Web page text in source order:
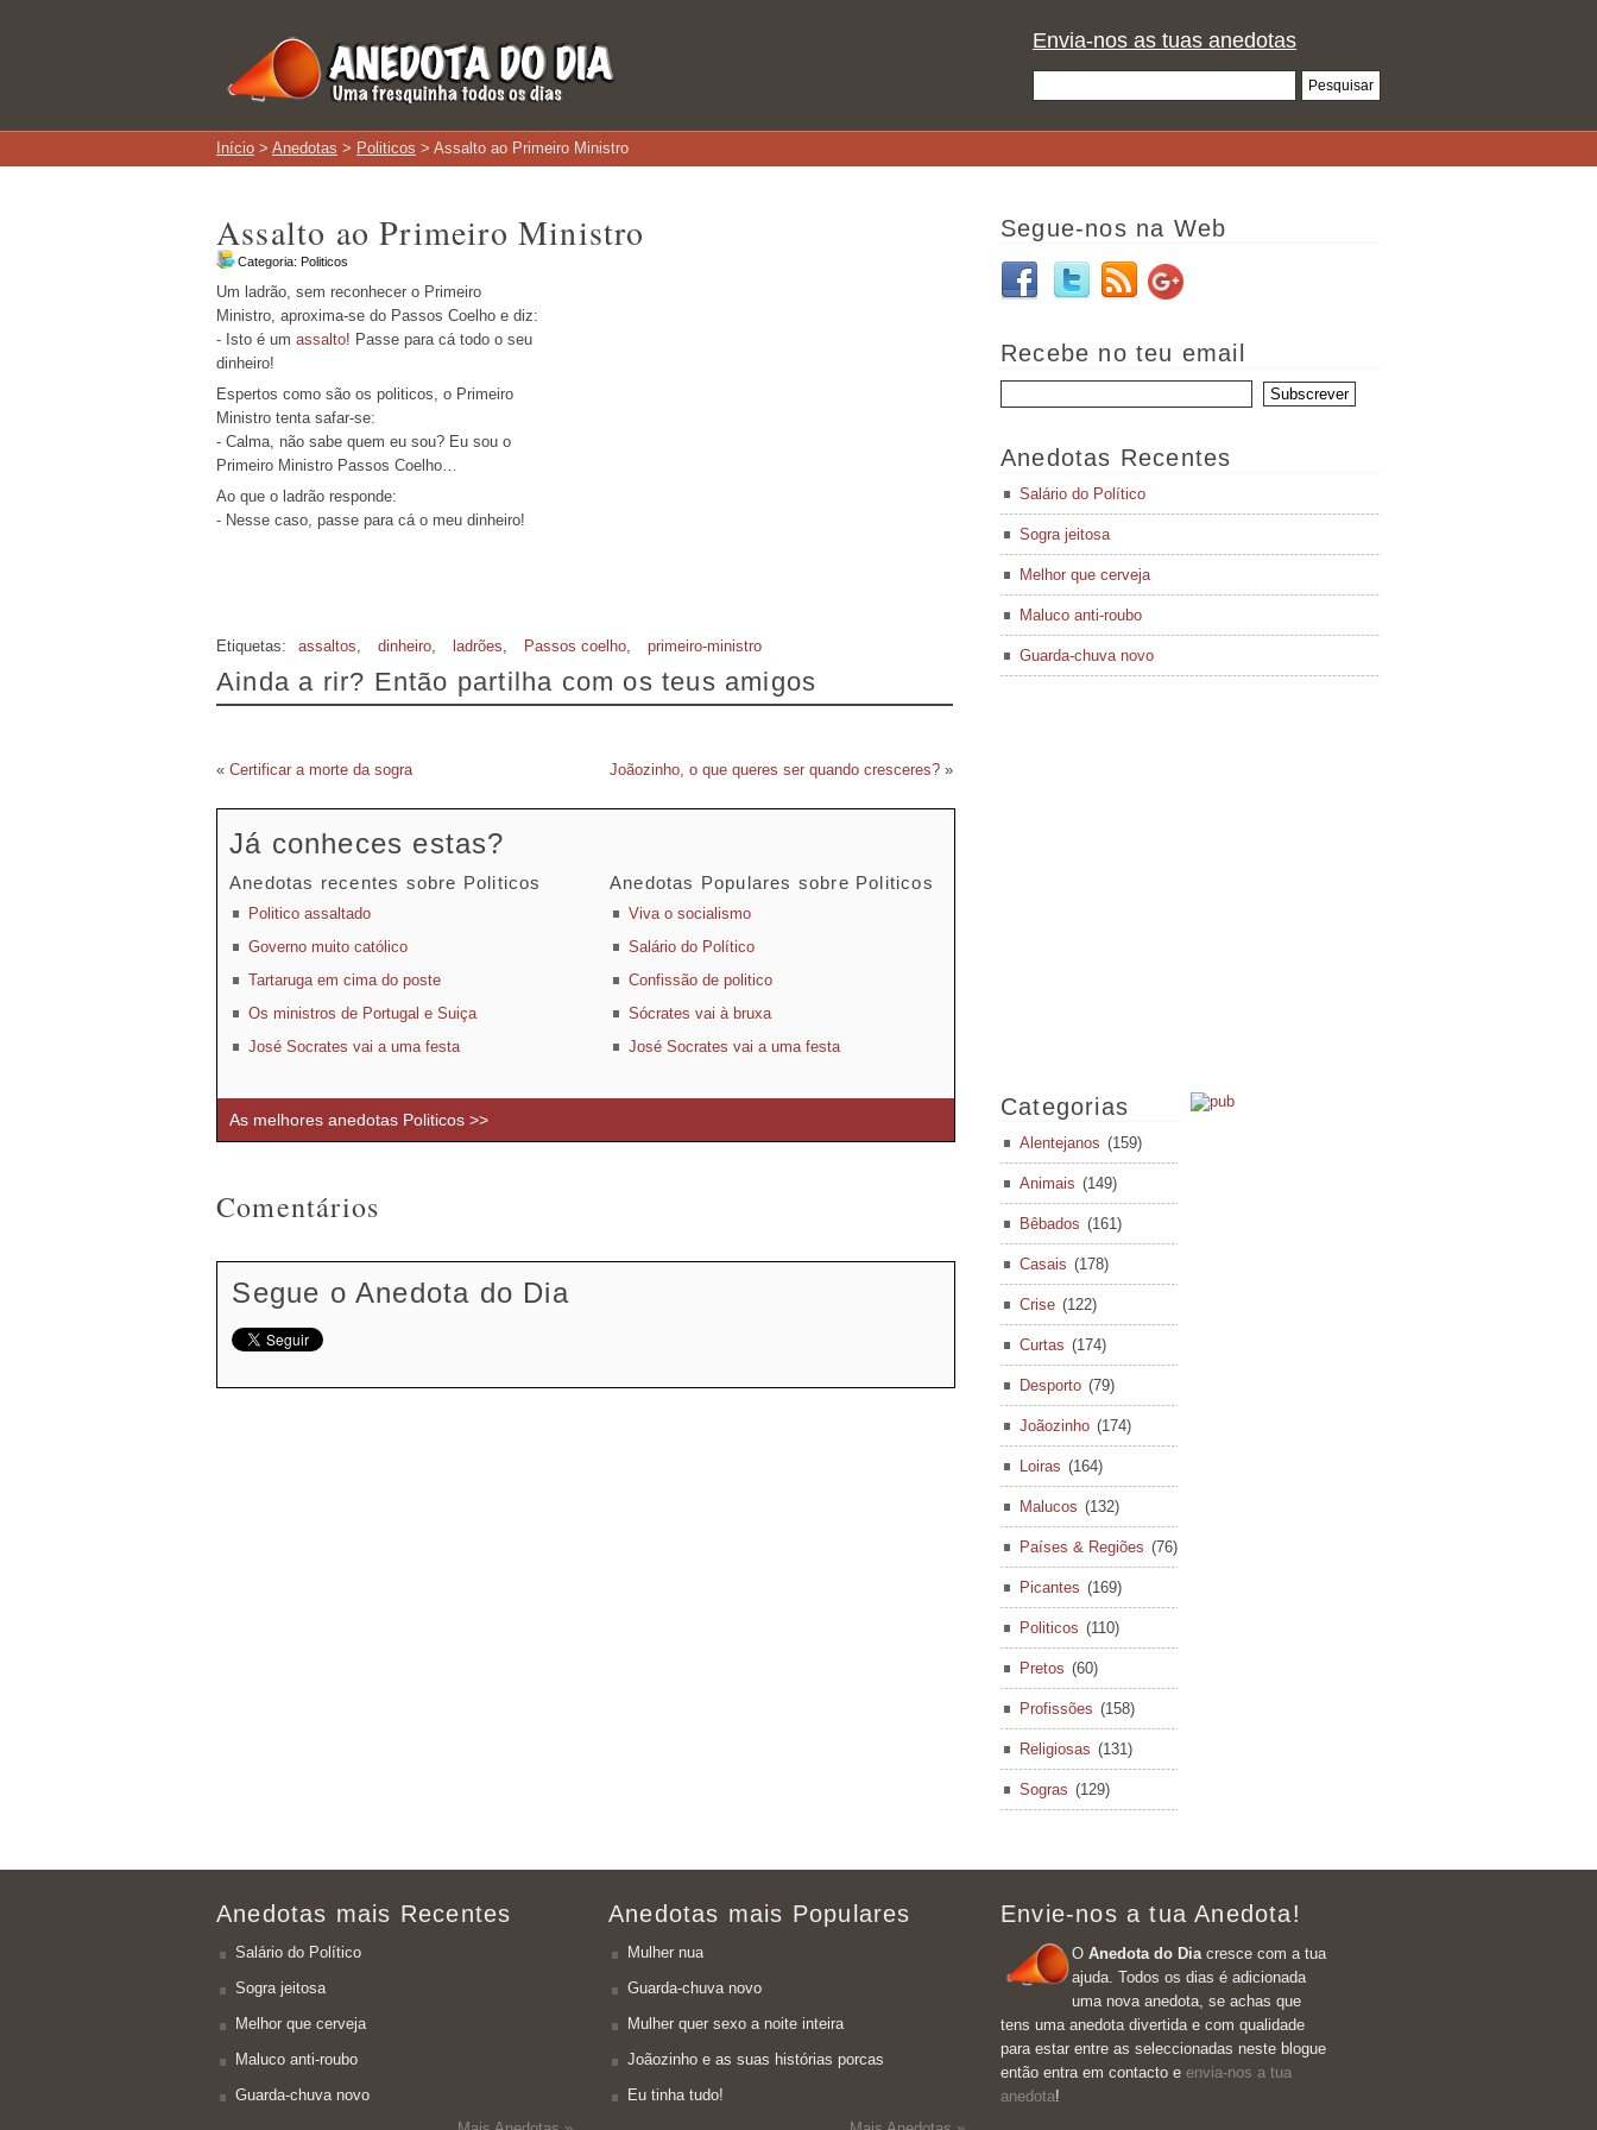
Envia-nos as tuas anedotas
Início > Anedotas > Politicos > Assalto ao Primeiro Ministro
Assalto ao Primeiro Ministro
Categoria: Politicos
Um ladrão, sem reconhecer o Primeiro
Ministro, aproxima-se do Passos Coelho e diz:
- Isto é um assalto! Passe para cá todo o seu
dinheiro!
Espertos como são os politicos, o Primeiro
Ministro tenta safar-se:
- Calma, não sabe quem eu sou? Eu sou o
Primeiro Ministro Passos Coelho…
Ao que o ladrão responde:
- Nesse caso, passe para cá o meu dinheiro!
Ainda a rir? Então partilha com os teus amigos
Etiquetas: assaltos, dinheiro, ladrões, Passos coelho, primeiro-ministro
« Certificar a morte da sogra Joãozinho, o que queres ser quando cresceres? »
Já conheces estas?
Anedotas recentes sobre Politicos
Politico assaltado
Governo muito católico
Tartaruga em cima do poste
Os ministros de Portugal e Suiça
José Socrates vai a uma festa
Anedotas Populares sobre Politicos
Viva o socialismo
Salário do Político
Confissão de politico
Sócrates vai à bruxa
José Socrates vai a uma festa
As melhores anedotas Politicos >>
Comentários
Segue o Anedota do Dia
Segue-nos na Web
Recebe no teu email
Anedotas Recentes
Salário do Político
Sogra jeitosa
Melhor que cerveja
Maluco anti-roubo
Guarda-chuva novo
Categorias
Alentejanos (159)
Animais (149)
Bêbados (161)
Casais (178)
Crise (122)
Curtas (174)
Desporto (79)
Joãozinho (174)
Loiras (164)
Malucos (132)
Países & Regiões (76)
Picantes (169)
Politicos (110)
Pretos (60)
Profissões (158)
Religiosas (131)
Sogras (129)
Anedotas mais Recentes
Salário do Político
Sogra jeitosa
Melhor que cerveja
Maluco anti-roubo
Guarda-chuva novo
Anedotas mais Populares
Mulher nua
Guarda-chuva novo
Mulher quer sexo a noite inteira
Joãozinho e as suas histórias porcas
Eu tinha tudo!
Envie-nos a tua Anedota!
O Anedota do Diacresce com a tua
ajuda. Todos os dias é adicionada
uma nova anedota, se achas que
tens uma anedota divertida e com qualidade
para estar entre as seleccionadas neste blogue
então entra em contacto e envia-nos a tua
anedota!